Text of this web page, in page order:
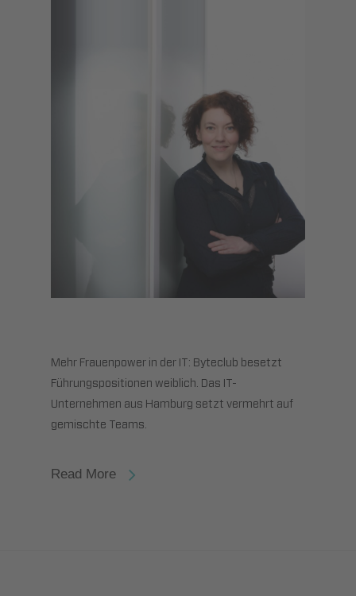
Mehr Frauenpower in der IT: Byteclub besetzt
Führungspositionen weiblich. Das IT-
Unternehmen aus Hamburg setzt vermehrt auf
gemischte Teams.
Read More